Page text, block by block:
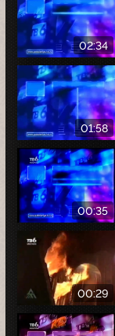
02:34
01:58
00:35
00:29